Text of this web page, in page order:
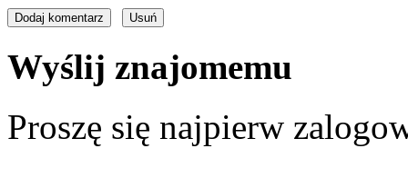
Wyślij znajomemu
Proszę się najpierw